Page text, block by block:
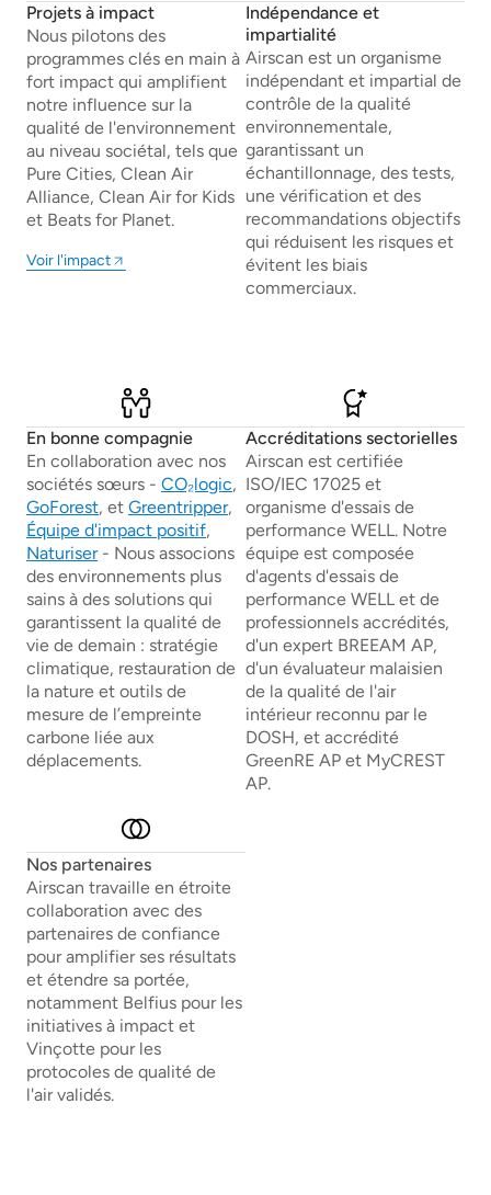
Projets à impact
Nous pilotons des
programmes clés en main à
fort impact qui amplifient
notre influence sur la
qualité de l'environnement
au niveau sociétal, tels que
Pure Cities, Clean Air
Alliance, Clean Air for Kids
et Beats for Planet.
Voir l'impact
Indépendance et
impartialité
Airscan est un organisme
indépendant et impartial de
contrôle de la qualité
environnementale,
garantissant un
échantillonnage, des tests,
une vérification et des
recommandations objectifs
qui réduisent les risques et
évitent les biais
commerciaux.
En bonne compagnie
En collaboration avec nos
sociétés sœurs - CO₂logic,
GoForest, et Greentripper,
Équipe d'impact positif,
Naturiser- Nous associons
des environnements plus
sains à des solutions qui
garantissent la qualité de
vie de demain : stratégie
climatique, restauration de
la nature et outils de
mesure de l’empreinte
carbone liée aux
déplacements.
Accréditations sectorielles
Airscan est certifiée
ISO/IEC 17025 et
organisme d'essais de
performance WELL. Notre
équipe est composée
d'agents d'essais de
performance WELL et de
professionnels accrédités,
d'un expert BREEAM AP,
d'un évaluateur malaisien
de la qualité de l'air
intérieur reconnu par le
DOSH, et accrédité
GreenRE AP et MyCREST
AP.
Nos partenaires
Airscan travaille en étroite
collaboration avec des
partenaires de confiance
pour amplifier ses résultats
et étendre sa portée,
notamment Belfius pour les
initiatives à impact et
Vinçotte pour les
protocoles de qualité de
l'air validés.